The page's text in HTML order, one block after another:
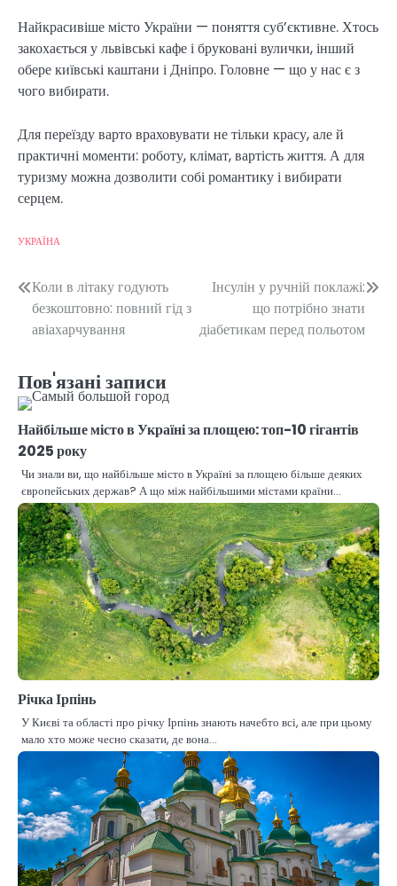
Найкрасивіше місто України — поняття суб’єктивне. Хтось
закохається у львівські кафе і бруковані вулички, інший
обере київські каштани і Дніпро. Головне — що у нас є з
чого вибирати.
Для переїзду варто враховувати не тільки красу, але й
практичні моменти: роботу, клімат, вартість життя. А для
туризму можна дозволити собі романтику і вибирати
серцем.
УКРАЇНА
Навігація
записів
Коли в літаку годують
безкоштовно: повний гід з
авіахарчування
Інсулін у ручній поклажі:
що потрібно знати
діабетикам перед польотом
Пов'язані записи
Найбільше місто в Україні за площею: топ-10 гігантів
2025 року
Чи знали ви, що найбільше місто в Україні за площею більше деяких
європейських держав? А що між найбільшими містами країни…
Річка Ірпінь
У Києві та області про річку Ірпінь знають начебто всі, але при цьому
мало хто може чесно сказати, де вона…